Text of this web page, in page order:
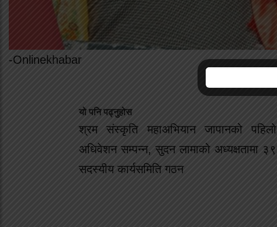
-Onlinekhabar
यो पनि पढ्नुहोस
श्रम संस्कृति महाअभियान जापानको पहिलो
अधिवेशन सम्पन्न, सुदन लामाको अध्यक्षतामा ३९
सदस्यीय कार्यसमिति गठन